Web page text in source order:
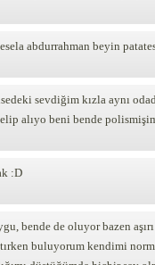
abdurrahman beyin
sevdiğim kızla aynı
alıyo beni bende
:D
bende de oluyor bazen
buluyorum kendimi